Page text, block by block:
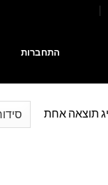
התחברות
תוצאה אחת